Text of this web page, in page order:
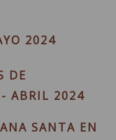
2024
DE
- ABRIL 2024
SANTA EN